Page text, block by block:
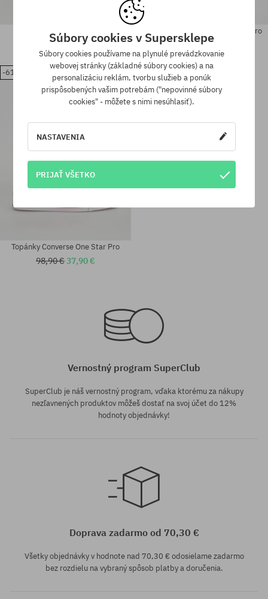
Dostupné veľkosti:
Dostupné veľkosti:
41; 42; 46
Topánky Converse As-1 Pro
110,90 €72,90 €
42
Topánky Converse Louie Lopez Pro
Ox
89,90 €56,90 €
-61%
Topánky Converse One Star Pro
98,90 €37,90 €
Vernostný program SuperClub
SuperClub je náš vernostný program, vďaka ktorému za nákupy
nezľavnených produktov môžeš dostať na svoj účet do 12%
hodnoty objednávky!
Doprava zadarmo od 70,30 €
Všetky objednávky v hodnote nad 70,30 € odosielame zadarmo
bez rozdielu na vybraný spôsob platby a doručenia.
Súbory cookies v Supersklepe
Súbory cookies používame na plynulé prevádzkovanie
webovej stránky (základné súbory cookies) a na
personalizáciu reklám, tvorbu služieb a ponúk
prispôsobených vašim potrebám ("nepovinné súbory
cookies" - môžete s nimi nesúhlasiť).
NASTAVENIA
PRIJAŤ VŠETKO